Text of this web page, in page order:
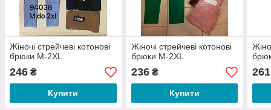
Жіночі стрейчеві котонові
брюки М-2XL
246 ₴
Купити
Жіночі стрейчеві котонові
брюки М-2XL
236₴
Купити
261